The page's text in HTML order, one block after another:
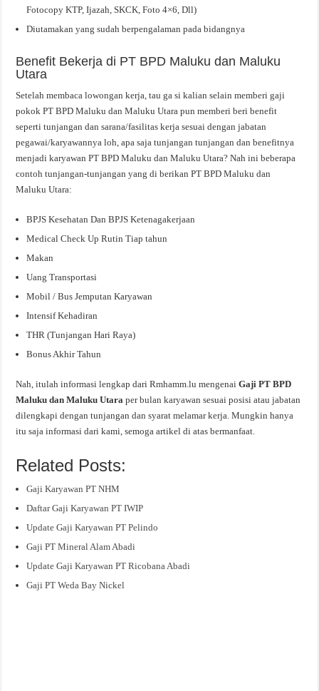
Fotocopy KTP, Ijazah, SKCK, Foto 4×6, Dll)
Diutamakan yang sudah berpengalaman pada bidangnya
Benefit Bekerja di PT BPD Maluku dan Maluku
Utara
Setelah membaca lowongan kerja, tau ga si kalian selain memberi gaji
pokok PT BPD Maluku dan Maluku Utara pun memberi beri benefit
seperti tunjangan dan sarana/fasilitas kerja sesuai dengan jabatan
pegawai/karyawannya loh, apa saja tunjangan tunjangan dan benefitnya
menjadi karyawan PT BPD Maluku dan Maluku Utara? Nah ini beberapa
contoh tunjangan-tunjangan yang di berikan PT BPD Maluku dan
Maluku Utara:
BPJS Kesehatan Dan BPJS Ketenagakerjaan
Medical Check Up Rutin Tiap tahun
Makan
Uang Transportasi
Mobil / Bus Jemputan Karyawan
Intensif Kehadiran
THR (Tunjangan Hari Raya)
Bonus Akhir Tahun
Nah, itulah informasi lengkap dari Rmhamm.lu mengenaiGaji PT BPD
Maluku dan Maluku Utaraper bulan karyawan sesuai posisi atau jabatan
dilengkapi dengan tunjangan dan syarat melamar kerja. Mungkin hanya
itu saja informasi dari kami, semoga artikel di atas bermanfaat.
Related Posts:
Gaji Karyawan PT NHM
Daftar Gaji Karyawan PT IWIP
Update Gaji Karyawan PT Pelindo
Gaji PT Mineral Alam Abadi
Update Gaji Karyawan PT Ricobana Abadi
Gaji PT Weda Bay Nickel